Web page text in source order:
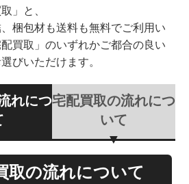
」と、
梱包材も送料も無料でご利用い
買取」のいずれかご都合の良い
びいただけます。
れにつ宅配買取の流れにつ
いて
取の流れについて